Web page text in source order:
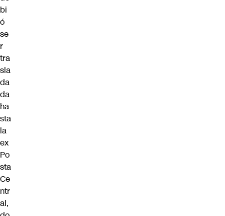
bi
ó
se
r
tra
sla
da
da
ha
sta
la
ex
Po
sta
Ce
ntr
al,